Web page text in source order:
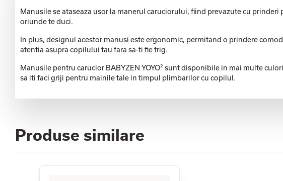
Manusile se ataseaza usor la manerul caruciorului, fiind prevazute cu
oriunde te duci.
In plus, designul acestor manusi este ergonomic, permitand o prindere
atentia asupra copilului tau fara sa-ti fie frig.
Manusile pentru carucior BABYZEN YOYO² sunt disponibile in mai multe
sa iti faci griji pentru mainile tale in timpul plimbarilor cu copilul.
Produse similare